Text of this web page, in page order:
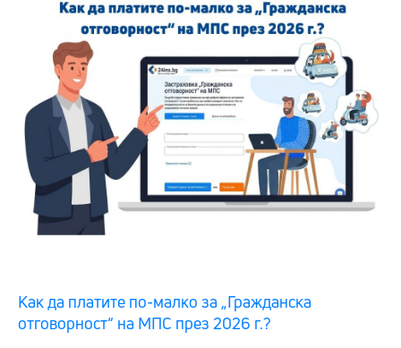
Как да платите по-малко за „Гражданска
отговорност“ на МПС през 2026 г.?